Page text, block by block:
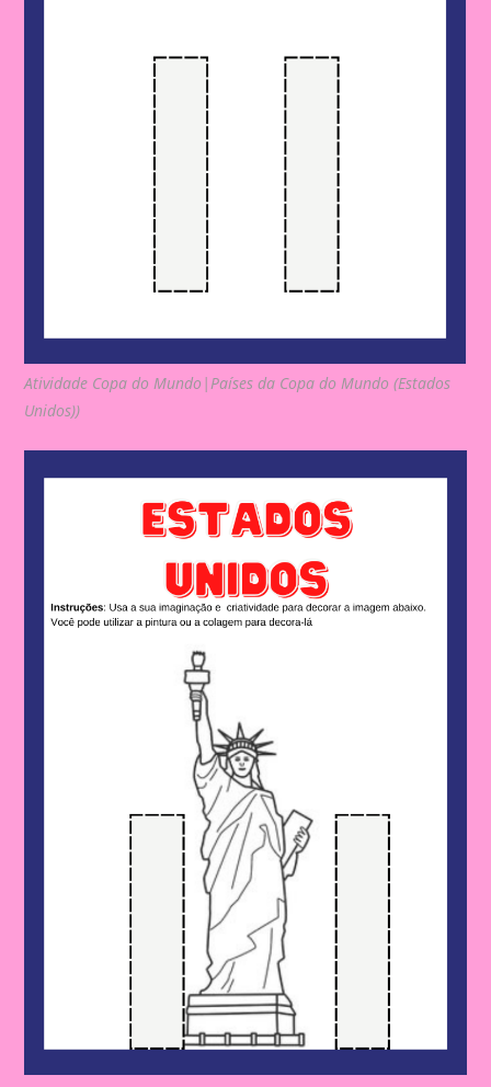
Atividade Copa do Mundo|Países da Copa do Mundo (Estados
Unidos))